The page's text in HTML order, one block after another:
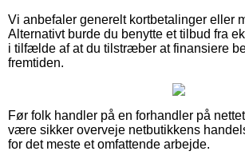
Vi anbefaler generelt kortbetalinger eller
Alternativt burde du benytte et tilbud fra
i tilfælde af at du tilstræber at finansiere
fremtiden.
Før folk handler på en forhandler på
være sikker overveje netbutikkens
for det meste et omfattende arbejde.